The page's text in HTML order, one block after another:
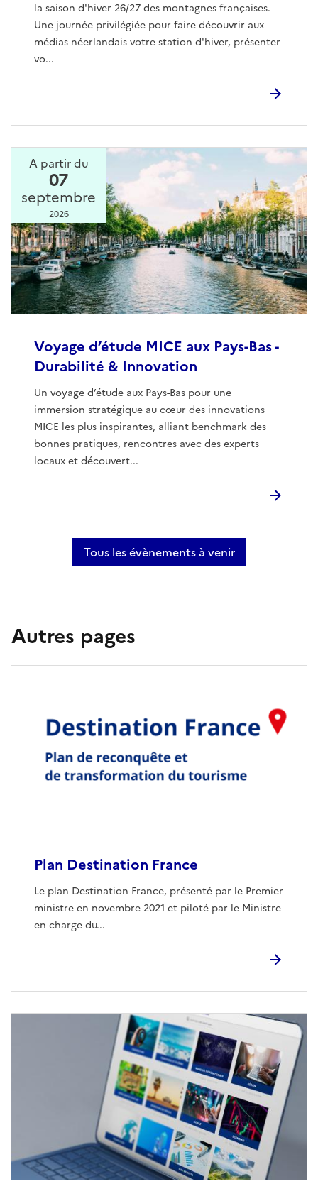
la saison d'hiver 26/27 des montagnes françaises.
Une journée privilégiée pour faire découvrir aux
médias néerlandais votre station d'hiver, présenter
vo...
Voyage d’étude MICE aux Pays-Bas -
Durabilité & Innovation
Un voyage d’étude aux Pays-Bas pour une
immersion stratégique au cœur des innovations
MICE les plus inspirantes, alliant benchmark des
bonnes pratiques, rencontres avec des experts
locaux et découvert...
A partir du
07
septembre
2026
Tous les évènements à venir
Autres pages
Plan Destination France
Le plan Destination France, présenté par le Premier
ministre en novembre 2021 et piloté par le Ministre
en charge du...